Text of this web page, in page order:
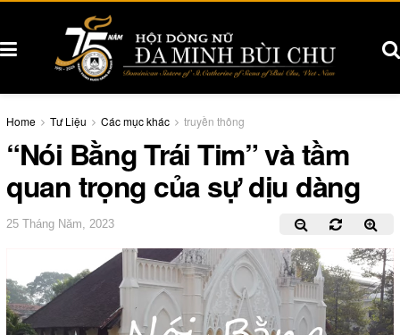
Home Tư Liệu Các mục khác truyền thông
“Nói Bằng Trái Tim” và tầm
quan trọng của sự dịu dàng
25 Tháng Năm, 2023